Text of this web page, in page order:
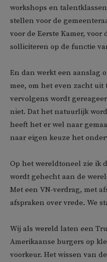
workshops en
stellen voor de
voor de Eerste Kamer, voor
solliciteren op de functie
En dan werkt een aanslag
mee, om het even zacht
vervolgens wordt
niet. Dat het natuurlijk
heeft het er wel naar
naar eigen keuze het
Op het wereldtoneel zie ik
wordt gehecht aan de
Met een VN-verdrag, met
afspraken over vrede. We
Wij als wereld laten een
Amerikaanse burgers op
voorkeur. Het wissen van